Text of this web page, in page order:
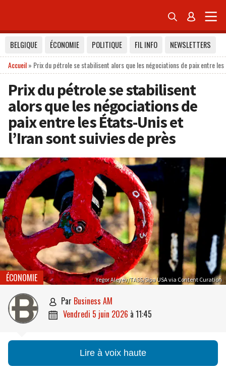
 
BELGIQUE ÉCONOMIE POLITIQUE FIL INFO
NEWSLETTERS
Accueil» Prix du pétrole se stabilisent alors que les négociations de paix entre
Prix du pétrole se stabilisent
alors que les négociations de
paix entre les États-Unis et
l’Iran sont suivies de près
Yegor Aleyev/TASS/Sipa USA via Content Curation
ÉCONOMIE
 par Business AM
 vendredi 5 juin 2026 à 11:45
Lire à voix haute